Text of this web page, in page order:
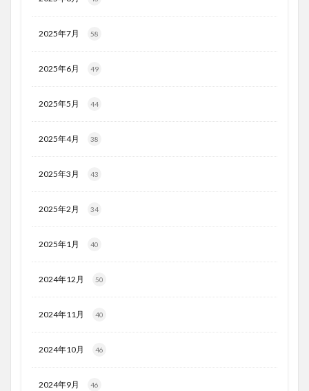
2025年7月 58
2025年6月 49
2025年5月 44
2025年4月 38
2025年3月 43
2025年2月 34
2025年1月 40
2024年12月 50
2024年11月 40
2024年10月 46
2024年9月 46